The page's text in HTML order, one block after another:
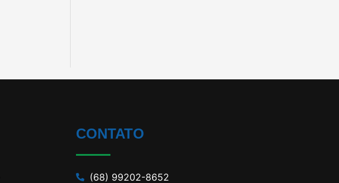
CONTATO
(68) 99202-8652